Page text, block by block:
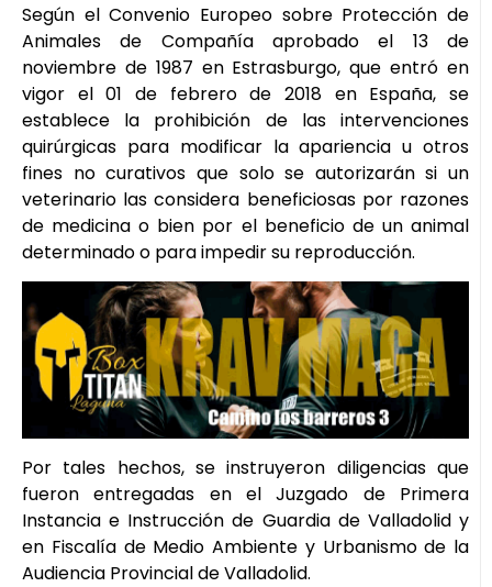
Según el Convenio Europeo sobre Protección de
Animales de Compañía aprobado el 13 de
noviembre de 1987 en Estrasburgo, que entró en
vigor el 01 de febrero de 2018 en España, se
establece la prohibición de las intervenciones
quirúrgicas para modificar la apariencia u otros
fines no curativos que solo se autorizarán si un
veterinario las considera beneficiosas por razones
de medicina o bien por el beneficio de un animal
determinado o para impedir su reproducción.
Por tales hechos, se instruyeron diligencias que
fueron entregadas en el Juzgado de Primera
Instancia e Instrucción de Guardia de Valladolid y
en Fiscalía de Medio Ambiente y Urbanismo de la
Audiencia Provincial de Valladolid.